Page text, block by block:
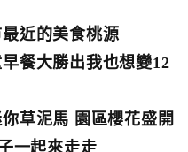
近的美食桃源
餐大勝出我也想變12
草泥馬 園區櫻花盛開
一起來走走